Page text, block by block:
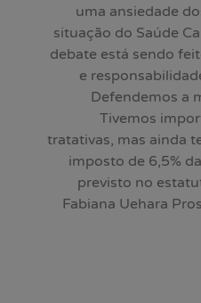
uma ansiedade
situação do Saúde
debate está sendo
e
Defendemos a
Tivemos
tratativas, mas ainda
imposto de 6,5%
previsto no
Fabiana Uehara